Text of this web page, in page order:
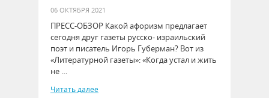
06 ОКТЯБРЯ 2021
ПРЕСС-ОБЗОР Какой афоризм предлагает
сегодня друг газеты русско- израильский
поэт и писатель Игорь Губерман? Вот из
«Литературной газеты»: «Когда устал и жить
не …
Читать далее